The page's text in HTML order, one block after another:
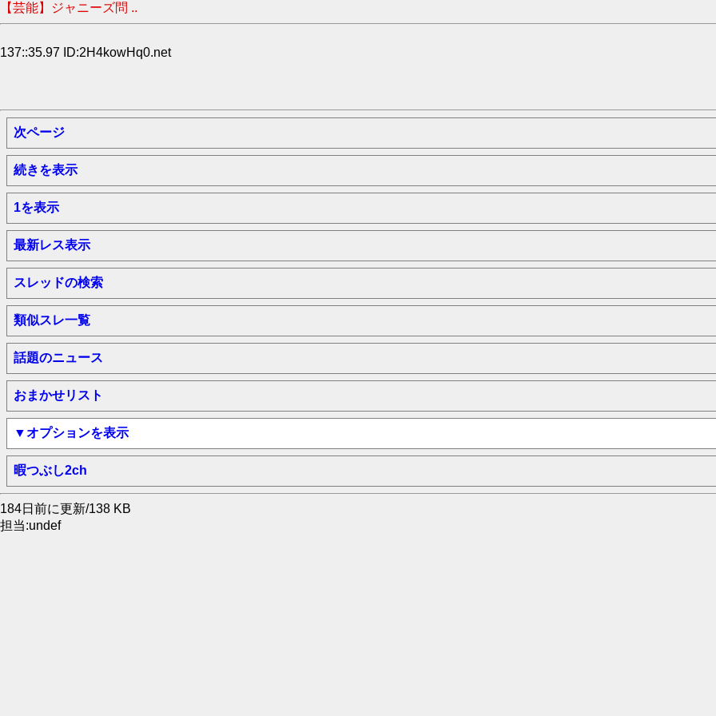
【芸能】ジャニーズ問 ..
137::35.97 ID:2H4kowHq0.net
次ページ
続きを表示
1を表示
最新レス表示
スレッドの検索
類似スレ一覧
話題のニュース
おまかせリスト
▼オプションを表示
暇つぶし2ch
184日前に更新/138 KB
担当:undef